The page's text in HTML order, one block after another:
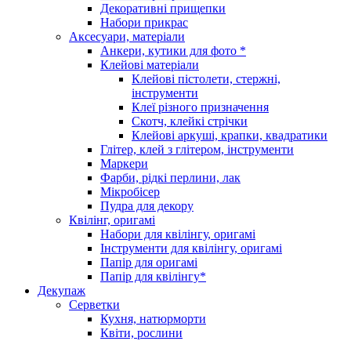
Декоративні прищепки
Набори прикрас
Аксесуари, матеріали
Анкери, кутики для фото *
Клейові матеріали
Клейові пістолети, стержні,
інструменти
Клеї різного призначення
Скотч, клейкі стрічки
Клейові аркуші, крапки, квадратики
Глітер, клей з глітером, інструменти
Маркери
Фарби, рідкі перлини, лак
Мікробісер
Пудра для декору
Квілінг, оригамі
Набори для квілінгу, оригамі
Інструменти для квілінгу, оригамі
Папір для оригамі
Папір для квілінгу*
Декупаж
Серветки
Кухня, натюрморти
Квіти, рослини